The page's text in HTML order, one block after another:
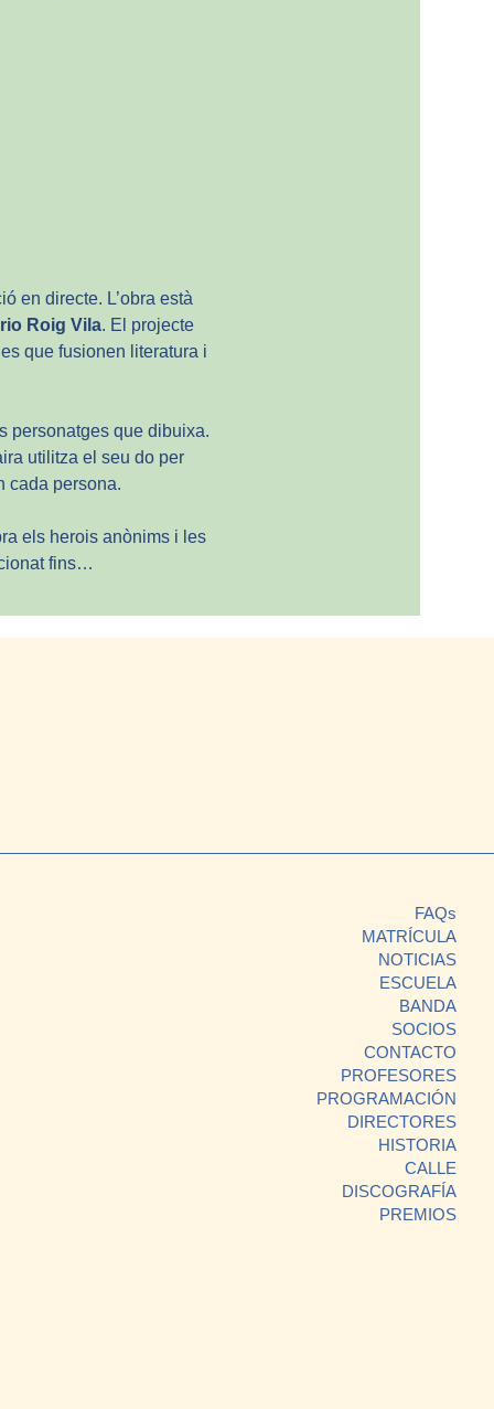
en directe. L’obra està
Roig Vila. El projecte
que fusionen literatura i
personatges que dibuixa.
utilitza el seu do per
cada persona.
els herois anònims i les
fins…
FAQs
MATRÍCULA
NOTICIAS
ESCUELA
BANDA
SOCIOS
CONTACTO
PROFESORES
PROGRAMACIÓN
DIRECTORES
HISTORIA
CALLE
DISCOGRAFÍA
PREMIOS